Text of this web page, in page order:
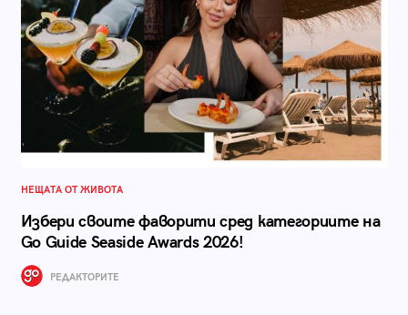
НЕЩАТА ОТ ЖИВОТА
Избери своите фаворити сред категориите на
Go Guide Seaside Awards 2026!
РЕДАКТОРИТЕ